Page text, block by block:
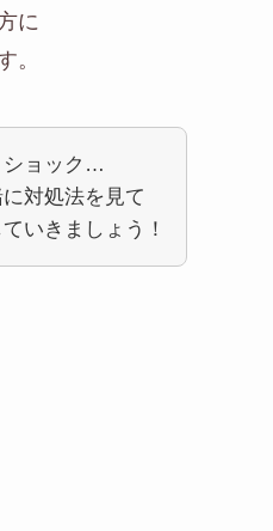
に
。
ショック…
対処法を見て
いきましょう！